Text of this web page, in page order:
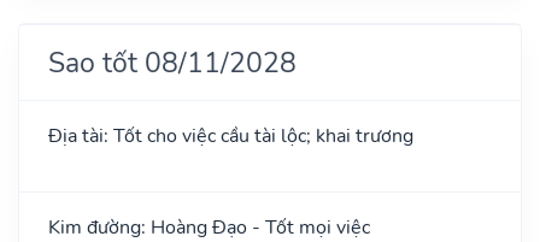
Sao tốt 08/11/2028
Địa tài: Tốt cho việc cầu tài lộc; khai trương
Kim đường: Hoàng Đạo - Tốt mọi việc